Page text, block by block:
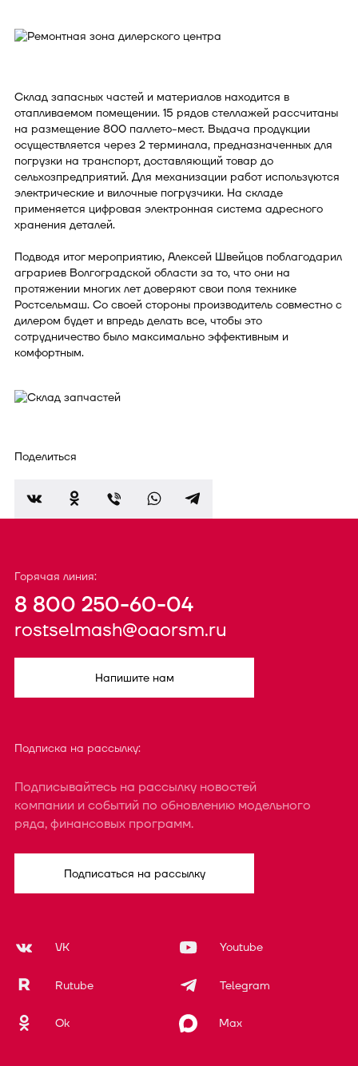
Склад запасных частей и материалов находится в
отапливаемом помещении. 15 рядов стеллажей рассчитаны
на размещение 800 паллето-мест. Выдача продукции
осуществляется через 2 терминала, предназначенных для
погрузки на транспорт, доставляющий товар до
сельхозпредприятий. Для механизации работ используются
электрические и вилочные погрузчики. На складе
применяется цифровая электронная система адресного
хранения деталей.
Подводя итог мероприятию, Алексей Швейцов поблагодарил
аграриев Волгоградской области за то, что они на
протяжении многих лет доверяют свои поля технике
Ростсельмаш. Со своей стороны производитель совместно с
дилером будет и впредь делать все, чтобы это
сотрудничество было максимально эффективным и
комфортным.
Поделиться
Горячая линия:
8 800 250-60-04
rostselmash@oaorsm.ru
Напишите нам
Подписка на рассылку:
Подписывайтесь на рассылку новостей
компании и событий по обновлению модельного
ряда, финансовых программ.
Подписаться на рассылку
VK Youtube
Rutube Telegram
Ok Max